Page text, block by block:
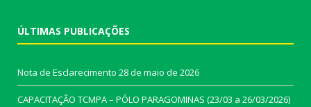
ÚLTIMAS PUBLICAÇÕES
Nota de Esclarecimento 28 de maio de 2026
CAPACITAÇÃO TCMPA – PÓLO PARAGOMINAS (23/03 a 26/03/2026)